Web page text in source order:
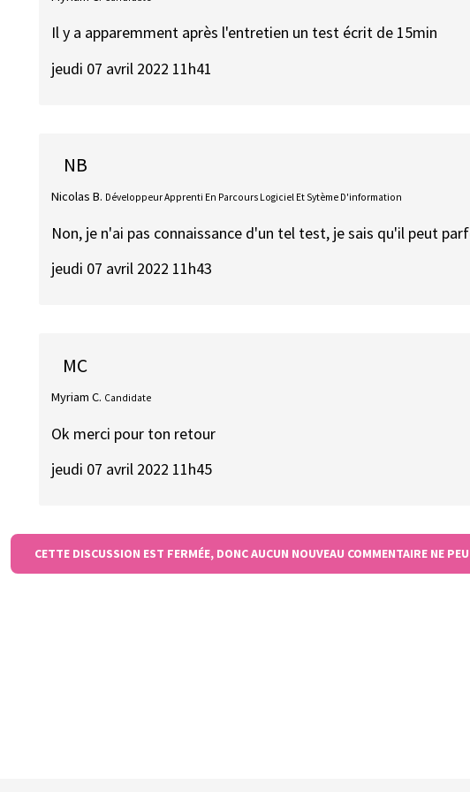
Il y a apparemment après l'entretien un test écrit de 15min
jeudi 07 avril 2022 11h41
NB
Nicolas B. Développeur Apprenti En Parcours Logiciel Et Sytème D'information
Non, je n'ai pas connaissance d'un tel test, je sais qu'il peut
jeudi 07 avril 2022 11h43
MC
Myriam C. Candidate
Ok merci pour ton retour
jeudi 07 avril 2022 11h45
CETTE DISCUSSION EST FERMÉE, DONC AUCUN NOUVEAU COMMENTAIRE NE